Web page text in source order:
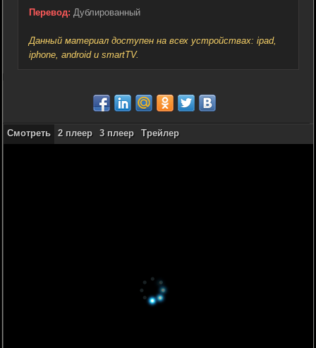
Перевод: Дублированный
Данный материал доступен на всех устройствах: ipad,
iphone, android и smartTV.
Смотреть 2 плеер 3 плеер Трейлер